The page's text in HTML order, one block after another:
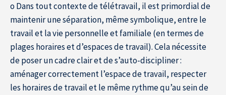
o Dans tout contexte de télétravail, il est primordial de
maintenir une séparation, même symbolique, entre le
travail et la vie personnelle et familiale (en termes de
plages horaires et d’espaces de travail). Cela nécessite
de poser un cadre clair et de s’auto-discipliner :
aménager correctement l’espace de travail, respecter
les horaires de travail et le même rythme qu’au sein de